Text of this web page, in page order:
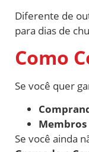
Diferente de
para dias de
Como
Se você quer
Membros
Se você ainda